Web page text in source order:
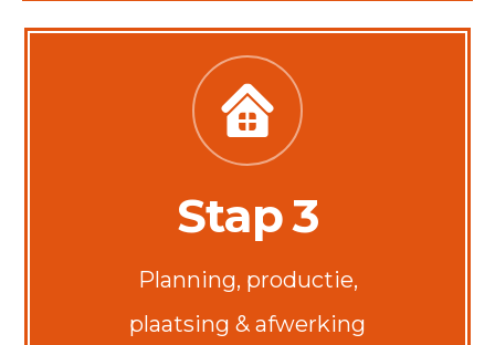
Stap 3
Planning, productie,
plaatsing & afwerking